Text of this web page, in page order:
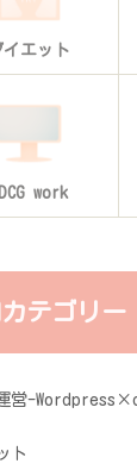
イエット
work
テゴリー
営-
ト